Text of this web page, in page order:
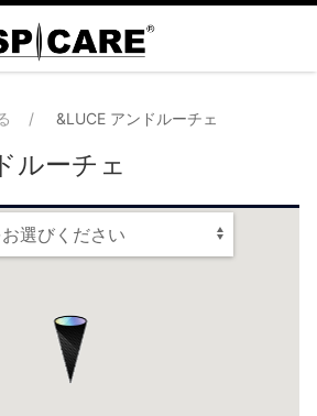
&LUCE アンドルーチェ
ルーチェ
選びください